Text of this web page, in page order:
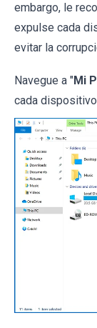
embargo, le
expulse cada
evitar la
Navegue a "Mi
cada